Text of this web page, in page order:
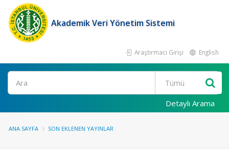
Akademik Veri Yönetim Sistemi
Araştırmacı Girişi English
Ara
Detaylı Arama
ANA SAYFA SON EKLENEN YAYINLAR